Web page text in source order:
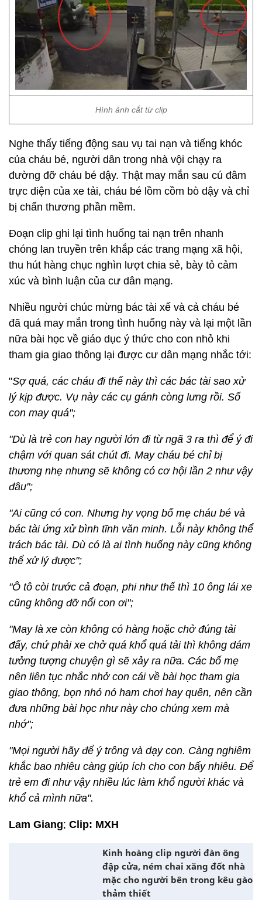
Hình ảnh cắt từ clip
Nghe thấy tiếng động sau vụ tai nạn và tiếng khóc
của cháu bé, người dân trong nhà vội chạy ra
đường đỡ cháu bé dậy. Thật may mắn sau cú đâm
trực diện của xe tải, cháu bé lồm cồm bò dậy và chỉ
bị chấn thương phần mềm.
Đoạn clip ghi lại tình huống tai nạn trên nhanh
chóng lan truyền trên khắp các trang mạng xã hội,
thu hút hàng chục nghìn lượt chia sẻ, bày tỏ cảm
xúc và bình luận của cư dân mạng.
Nhiều người chúc mừng bác tài xế và cả cháu bé
đã quá may mắn trong tình huống này và lại một lần
nữa bài học về giáo dục ý thức cho con nhỏ khi
tham gia giao thông lại được cư dân mạng nhắc tới:
"Sợ quá, các cháu đi thế này thì các bác tài sao xử
lý kịp được. Vụ này các cụ gánh còng lưng rồi. Số
con may quá";
"Dù là trẻ con hay người lớn đi từ ngã 3 ra thì để ý đi
chậm với quan sát chút đi. May cháu bé chỉ bị
thương nhẹ nhưng sẽ không có cơ hội lần 2 như vậy
đâu";
"Ai cũng có con. Nhưng hy vọng bố mẹ cháu bé và
bác tài ứng xử bình tĩnh văn minh. Lỗi này không thể
trách bác tài. Dù có là ai tình huống này cũng không
thể xử lý được";
"Ô tô còi trước cả đoạn, phi như thế thì 10 ông lái xe
cũng không đỡ nổi con ơi";
"May là xe còn không có hàng hoặc chở đúng tải
đấy, chứ phải xe chở quá khổ quá tải thì không dám
tưởng tượng chuyện gì sẽ xảy ra nữa. Các bố mẹ
nên liên tục nhắc nhở con cái về bài học tham gia
giao thông, bọn nhỏ nó ham chơi hay quên, nên cần
đưa những bài học như này cho chúng xem mà
nhớ";
"Mọi người hãy để ý trông và dạy con. Càng nghiêm
khắc bao nhiêu càng giúp ích cho con bấy nhiêu. Để
trẻ em đi như vậy nhiều lúc làm khổ người khác và
khổ cả mình nữa".
Lam Giang; Clip: MXH
Kinh hoàng clip người đàn ông
đập cửa, ném chai xăng đốt nhà
mặc cho người bên trong kêu gào
thảm thiết